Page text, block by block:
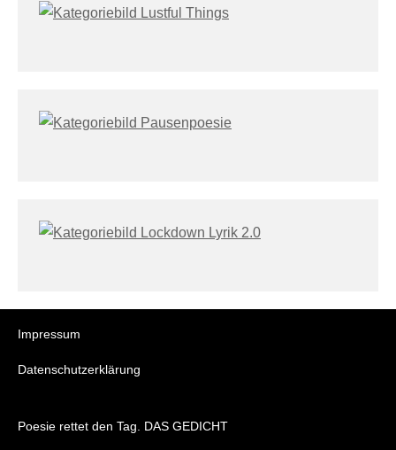
Impressum
Datenschutzerklärung
Poesie rettet den Tag. DAS GEDICHT